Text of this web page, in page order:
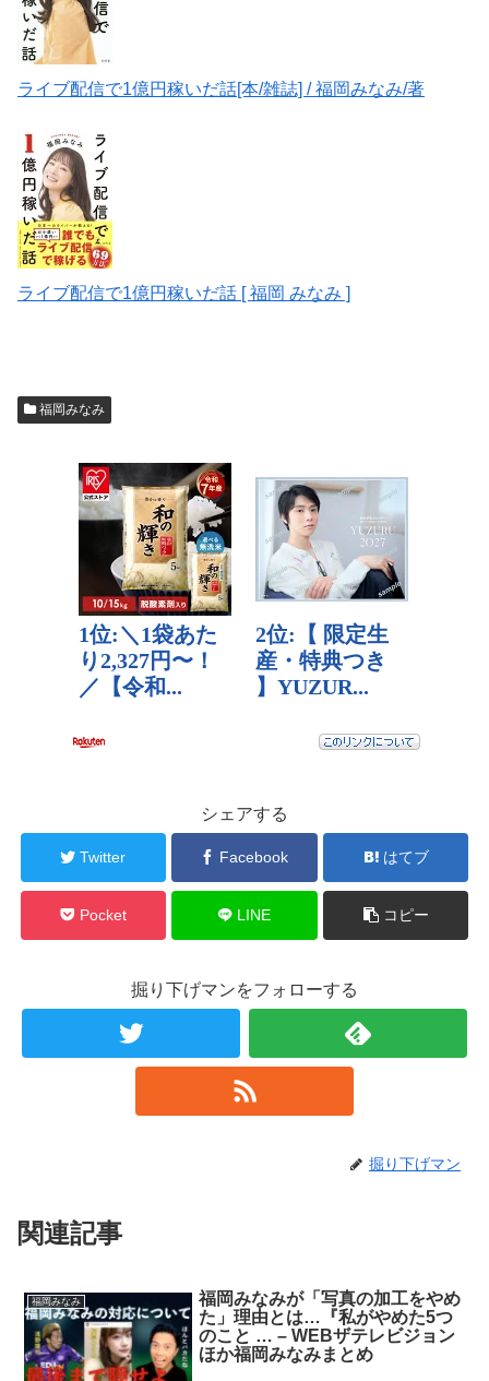
ライブ配信で1億円稼いだ話[本/雑誌] / 福岡みなみ/著
ライブ配信で1億円稼いだ話 [ 福岡 みなみ ]
福岡みなみ
シェアする
Twitter Facebook はてブ
Pocket LINE コピー
掘り下げマンをフォローする
掘り下げマン
関連記事
福岡みなみ
福岡みなみが「写真の加工をやめ
た」理由とは…『私がやめた5つ
のこと … – WEBザテレビジョン
ほか福岡みなみまとめ